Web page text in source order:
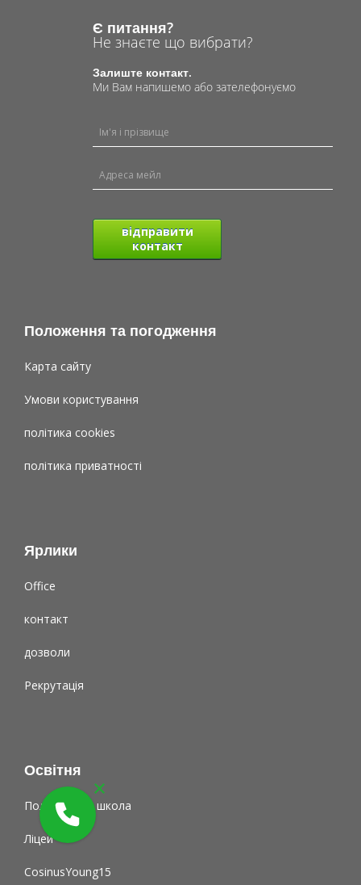
Є питання?
Не знаєте що вибрати?
Залиште контакт.
Ми Вам напишемо або зателефонуємо
відправити
контакт
Положення та погодження
Карта сайту
Умови користування
політика cookies
політика приватності
Ярлики
Office
контакт
дозволи
Рекрутація
Освітня
Поліцеальна школа
Ліцей
CosinusYoung15